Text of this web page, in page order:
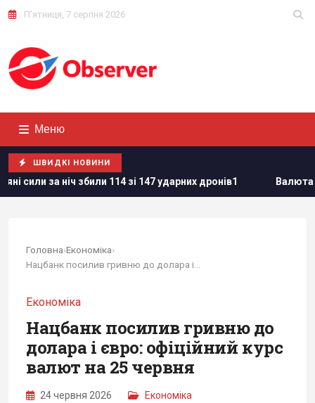
П'ятниця, 7 серпня 2026
Меню
ШВИДКІ НОВИНИ
ніч збили 114 зі 147 ударних дронів1 Валюта
Головна›Економіка›
Економіка
Нацбанк посилив гривню до
долара і євро: офіційний курс
валют на 25 червня
24 червня 2026 Економіка